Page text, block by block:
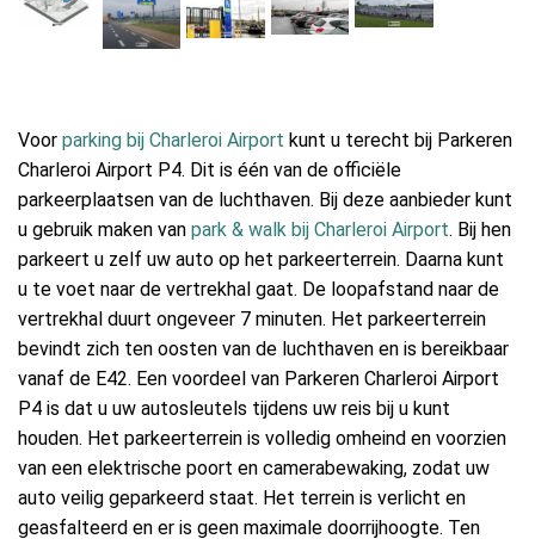
Voor parking bij Charleroi Airport kunt u terecht bij Parkeren
Charleroi Airport P4. Dit is één van de officiële
parkeerplaatsen van de luchthaven. Bij deze aanbieder kunt
u gebruik maken van park & walk bij Charleroi Airport. Bij hen
parkeert u zelf uw auto op het parkeerterrein. Daarna kunt
u te voet naar de vertrekhal gaat. De loopafstand naar de
vertrekhal duurt ongeveer 7 minuten. Het parkeerterrein
bevindt zich ten oosten van de luchthaven en is bereikbaar
vanaf de E42. Een voordeel van Parkeren Charleroi Airport
P4 is dat u uw autosleutels tijdens uw reis bij u kunt
houden. Het parkeerterrein is volledig omheind en voorzien
van een elektrische poort en camerabewaking, zodat uw
auto veilig geparkeerd staat. Het terrein is verlicht en
geasfalteerd en er is geen maximale doorrijhoogte. Ten